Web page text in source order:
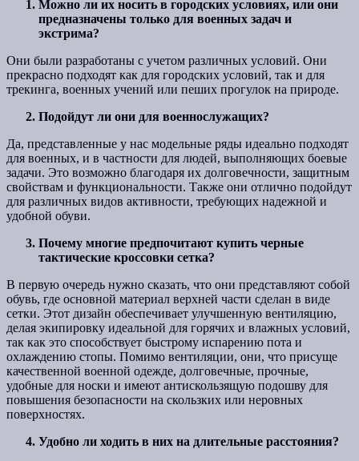
Можно ли их носить в городских условиях, или они
предназначены только для военных задач и
экстрима?
Они были разработаны с учетом различных условий. Они
прекрасно подходят как для городских условий, так и для
трекинга, военных учений или пеших прогулок на природе.
Подойдут ли они для военнослужащих?
Да, представленные у нас модельные ряды идеально подходят
для военных, и в частности для людей, выполняющих боевые
задачи. Это возможно благодаря их долговечности, защитным
свойствам и функциональности. Также они отлично подойдут
для различных видов активности, требующих надежной и
удобной обуви.
Почему многие предпочитают купить черные
тактические кроссовки сетка?
В первую очередь нужно сказать, что они представляют собой
обувь, где основной материал верхней части сделан в виде
сетки. Этот дизайн обеспечивает улучшенную вентиляцию,
делая экипировку идеальной для горячих и влажных условий,
так как это способствует быстрому испарению пота и
охлаждению стопы. Помимо вентиляции, они, что присуще
качественной военной одежде, долговечные, прочные,
удобные для носки и имеют антискользящую подошву для
повышения безопасности на скользких или неровных
поверхностях.
Удобно ли ходить в них на длительные расстояния?